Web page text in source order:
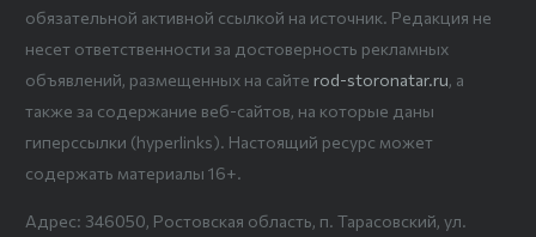
обязательной активной ссылкой на источник. Редакция не
несет ответственности за достоверность рекламных
объявлений, размещенных на сайте rod-storonatar.ru, а
также за содержание веб-сайтов, на которые даны
гиперссылки (hyperlinks). Настоящий ресурс может
содержать материалы 16+.
Адрес: 346050, Ростовская область, п. Тарасовский, ул.